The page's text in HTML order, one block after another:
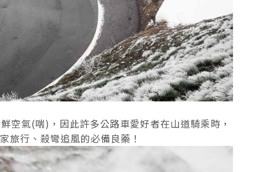
空氣(喘)，因此許多公路車愛好者在山道騎乘時，
旅行、殺彎追風的必備良藥！